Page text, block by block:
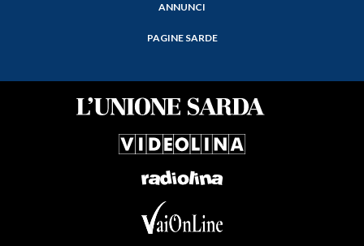
ANNUNCI
PAGINE SARDE